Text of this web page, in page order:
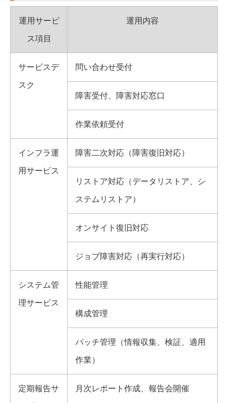
運用サービ
ス項目
運用内容
サービスデ
スク
問い合わせ受付
障害受付、障害対応窓口
作業依頼受付
インフラ運
用サービス
障害二次対応（障害復旧対応）
リストア対応（データリストア、シ
ステムリストア）
オンサイト復旧対応
ジョブ障害対応（再実行対応）
システム管
理サービス
性能管理
構成管理
パッチ管理（情報収集、検証、適用
作業）
定期報告サ 月次レポート作成、報告会開催